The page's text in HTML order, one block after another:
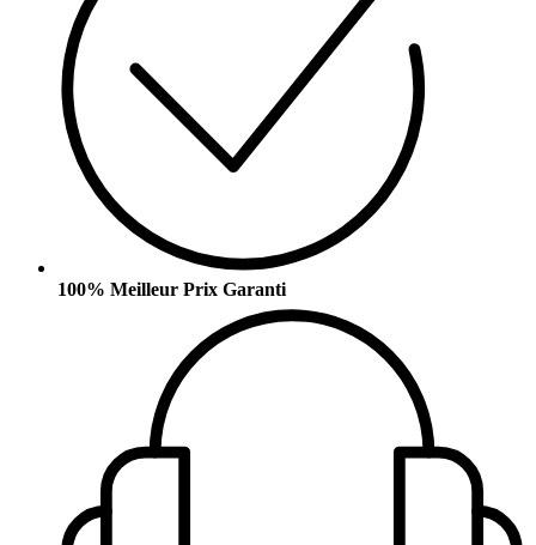
100% Meilleur Prix Garanti